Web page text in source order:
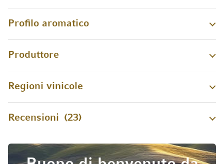
Profilo aromatico
Produttore
Regioni vinicole
Recensioni 23